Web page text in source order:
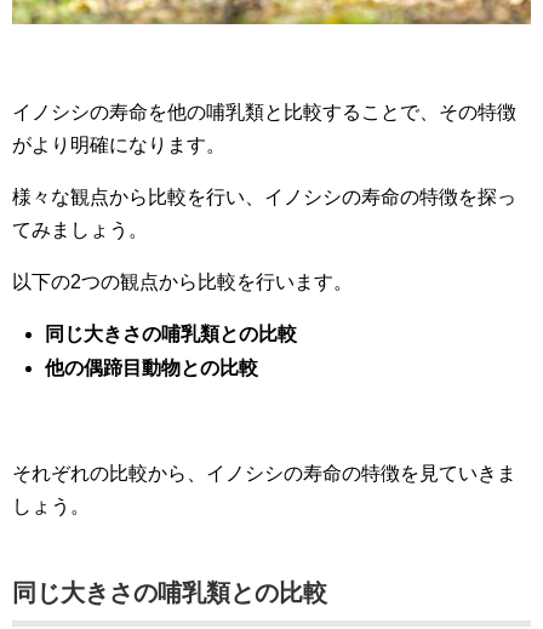
イノシシの寿命を他の哺乳類と比較することで、その特徴
がより明確になります。
様々な観点から比較を行い、イノシシの寿命の特徴を探っ
てみましょう。
以下の2つの観点から比較を行います。
同じ大きさの哺乳類との比較
他の偶蹄目動物との比較
それぞれの比較から、イノシシの寿命の特徴を見ていきま
しょう。
同じ大きさの哺乳類との比較